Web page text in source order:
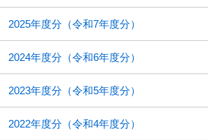
2025年度分（令和7年度分）
2024年度分（令和6年度分）
2023年度分（令和5年度分）
2022年度分（令和4年度分）